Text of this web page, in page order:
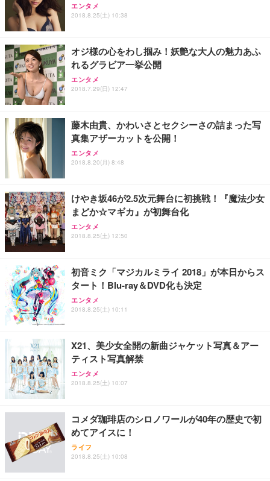
ワーク チェア 強化バックレスト 30度ロッキング機
能 人間工学 椅子 腰サポート 90度跳ね上げ式アーム
務用 おしゃれ パソコンチェア (ブラック)
Sezlife オフィスチェア デスクチェア 疲れない テレ
ワーク チェア 強化バックレスト 30度ロッキング機
能 人間工学 椅子 腰サポート 90度跳ね上げ式アーム
務用 おしゃれ パソコンチェア (ホワイト)
ANDWINT オフィスチェア デスクチェア 肘なし メ
ッシュ 通気性 ランバーサポート付き 腰サポート ガ
ス圧無段階昇降 360度回転 キャスター付き コンパク
【純正品】27"ゲーミングモニター DualSense 充電
フック付き（CFI-ZDM1J）
【整備済み品】Dell E2724HS 27インチ 液晶モニタ
ー フルHD（1920×1080）VA 非光沢 HDMI/DisplayP
ort/VGA スピーカー内蔵 高さ調整 スイベル VESA対
【MiniLED/24.5inch/280Hz/FHD】GRAPHT THE S
HOOTER Gaming Monitor 24” Essential ゲーミン
グモニター QD 24.5インチ 1ms FHD 量子ドット 残
ネオ・ルーライフ ネオ・オムツ L 中型犬用 26枚入
り 単品
Smart Basic(スマートベーシック) 【Amazon.co.jp
限定】 Smart Basic アイリスオーヤマ ペットシーツ
超厚型 お徳用 ワイド 100枚入 (x 1) (ケース販売)
アイリスオーヤマ ペットシーツ 超厚型 お徳用 レギ
ュラー 200枚入【Amazon.co.jp限定】
エンタメ
2018.8.25(土) 10:38
オジ様の心をわし掴み！妖艶な大人の魅力あふ
れるグラビア一挙公開
エンタメ
2018.7.29(日) 12:47
藤木由貴、かわいさとセクシーさの詰まった写
真集アザーカットを公開！
エンタメ
2018.8.20(月) 8:48
けやき坂46が2.5次元舞台に初挑戦！『魔法少女
まどか☆マギカ』が初舞台化
エンタメ
2018.8.25(土) 12:50
初音ミク「マジカルミライ 2018」が本日からス
タート！Blu-ray＆DVD化も決定
エンタメ
2018.8.25(土) 10:11
X21、美少女全開の新曲ジャケット写真＆アー
ティスト写真解禁
エンタメ
2018.8.25(土) 10:07
コメダ珈琲店のシロノワールが40年の歴史で初
めてアイスに！
ライフ
2018.8.25(土) 10:08